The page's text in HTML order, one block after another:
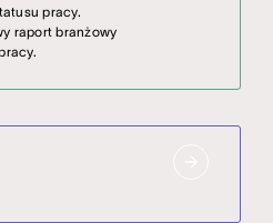
pracy.
raport branżowy